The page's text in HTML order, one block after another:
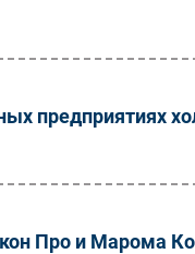
предприятиях
Про и Марома